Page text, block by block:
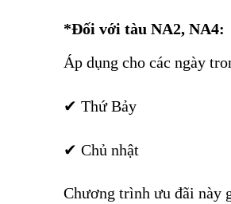
*Đối với tàu NA2, NA4:
Áp dụng cho các ngày
✔ Thứ Bảy
✔ Chủ nhật
Chương trình ưu đãi này